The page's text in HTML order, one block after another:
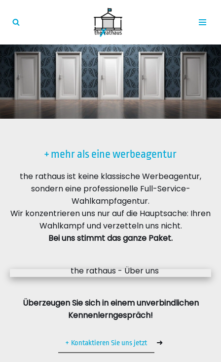
Zum
springen
+ mehr als eine werbeagentur
the rathaus ist keine klassische Werbeagentur,
sondern eine professionelle Full-Service-
Wahlkampfagentur.
Wir konzentrieren uns nur auf die Hauptsache: Ihren
Wahlkampf und verzetteln uns nicht.
Bei uns stimmt das ganze Paket.
Überzeugen Sie sich in einem unverbindlichen
Kennenlerngespräch!
Kontaktieren Sie uns jetzt ➜